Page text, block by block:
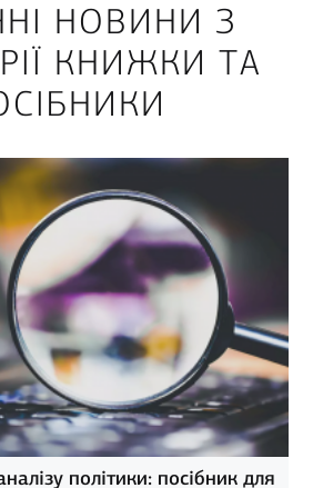
НОВИНИ З
КНИЖКИ ТА
політики: посібник для